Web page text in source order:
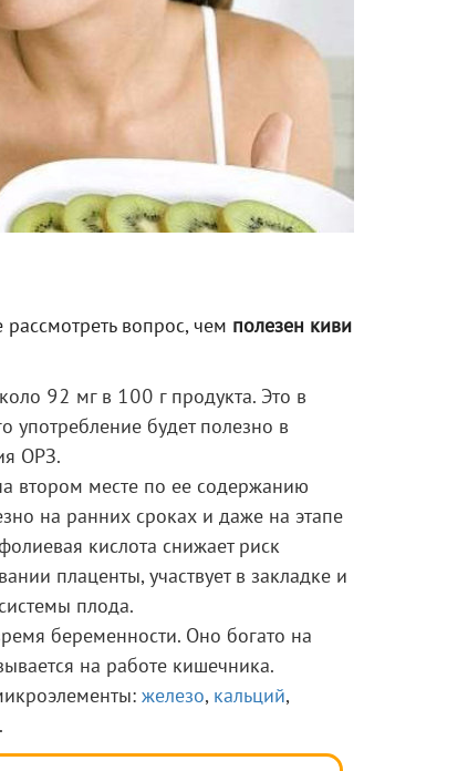
вопрос, чем полезен киви
92 мг в 100 г продукта. Это в
употребление будет полезно в
ОРЗ.
втором месте по ее содержанию
на ранних сроках и даже на этапе
кислота снижает риск
плаценты, участвует в закладке и
плода.
беременности. Оно богато на
на работе кишечника.
железо, кальций,